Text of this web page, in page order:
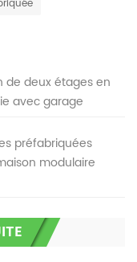
de deux étages en
avec garage
préfabriquées
modulaire